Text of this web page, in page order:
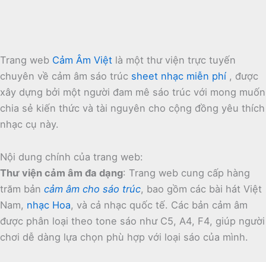
Trang web Cảm Âm Việt là một thư viện trực tuyến
chuyên về cảm âm sáo trúc sheet nhạc miễn phí , được
xây dựng bởi một người đam mê sáo trúc với mong muốn
chia sẻ kiến thức và tài nguyên cho cộng đồng yêu thích
nhạc cụ này.
Nội dung chính của trang web:
Thư viện cảm âm đa dạng: Trang web cung cấp hàng
trăm bản cảm âm cho sáo trúc, bao gồm các bài hát Việt
Nam, nhạc Hoa, và cả nhạc quốc tế. Các bản cảm âm
được phân loại theo tone sáo như C5, A4, F4, giúp người
chơi dễ dàng lựa chọn phù hợp với loại sáo của mình.